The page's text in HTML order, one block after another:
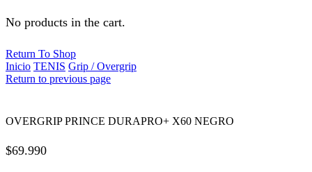
No products in the cart.
Return To Shop
Inicio TENIS Grip / Overgrip
Return to previous page
OVERGRIP PRINCE DURAPRO+ X60 NEGRO
$69.990